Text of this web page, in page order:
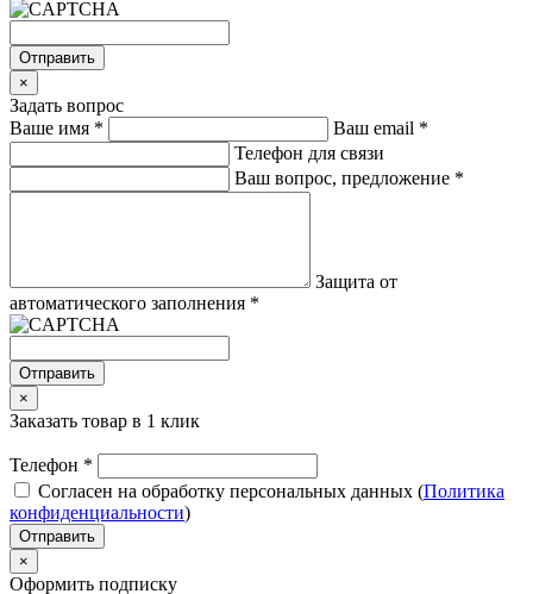
Отправить
×
Задать вопрос
Ваше имя * Ваш email *
Телефон для связи
Ваш вопрос, предложение *
Защита от
автоматического заполнения *
Отправить
×
Заказать товар в 1 клик
Телефон *
Согласен на обработку персональных данных (Политика
конфиденциальности)
Отправить
×
Оформить подписку